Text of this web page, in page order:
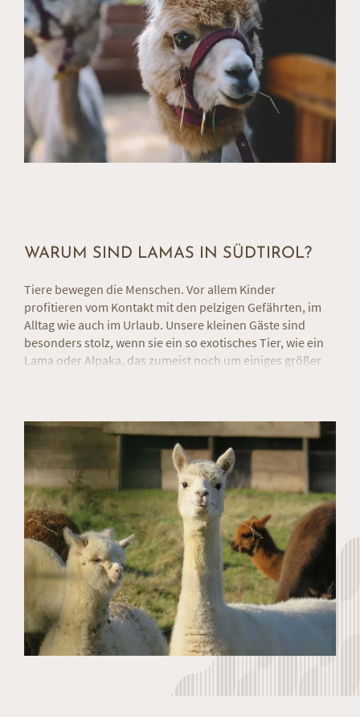
WARUM SIND LAMAS IN SÜDTIROL?
Tiere bewegen die Menschen. Vor allem Kinder
profitieren vom Kontakt mit den pelzigen Gefährten, im
Alltag wie auch im Urlaub. Unsere kleinen Gäste sind
besonders stolz, wenn sie ein so exotisches Tier, wie ein
Lama oder Alpaka, das zumeist noch um einiges größer
an die Landschaft und an das Klima in Südtirol angepasst
– genauso wie an die vielen Tiere, die außerdem auf dem
Hinterwalderhof leben: an die Hühner, die Fasane, die
Hasen und Katzen, ja, sogar an den Nachbarshund. Die
Tiere sind mittlerweile so beliebt, dass in Italien ein
eigener Verein für Lama- und Alpakazüchter und -halter
existiert.
Sie sind die perfekten Begleiter auf einer Wanderung
durch die Dolomiten. Trittsicher tragen sie Rucksäcke
über Wiesen und durch Wälder. Lamas und Alpakas sind
sorgenfreier zu führen als jedes andere Tier in den
Bergen. So vergisst man als sein menschlicher Begleiter
ganz schnell jeglichen Alltagsstress. Lamas und Alpakas
sind gelassen, haben ein herzliches Gemüt und sind völlig
schwindelfrei. Eine Höhenkrankheit kennen die robusten